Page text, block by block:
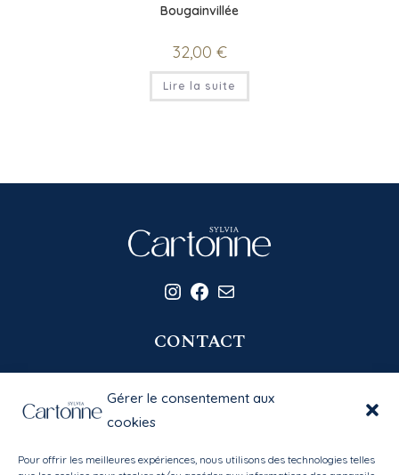
Gérer le consentement aux
cookies
Pour offrir les meilleures expériences, nous utilisons des technologies telles
Bougainvillée
32,00 €
Lire la suite
Instagram
Facebook
E-mail
CONTACT
contact@sylviacartonne.fr